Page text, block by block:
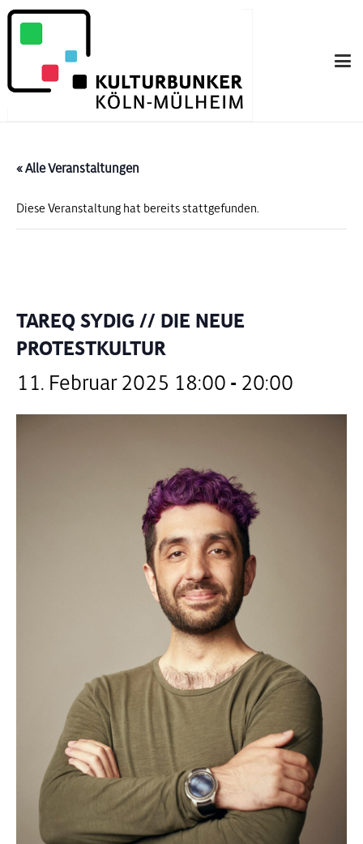
« Alle Veranstaltungen
Diese Veranstaltung hat bereits stattgefunden.
TAREQ SYDIG // DIE NEUE
PROTESTKULTUR
11. Februar 2025 18:00 - 20:00